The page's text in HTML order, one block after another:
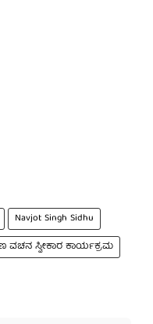
Navjot Singh Sidhu
ವಚನ ಸ್ವೀಕಾರ ಕಾರ್ಯಕ್ರಮ